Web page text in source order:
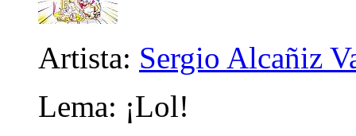
Artista: Sergio Alcañiz
Lema: ¡Lol!